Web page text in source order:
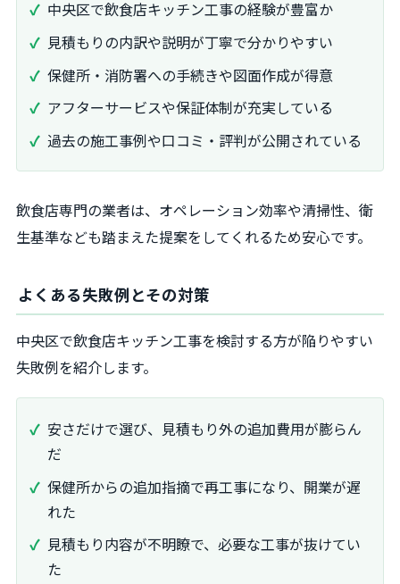
中央区で飲食店キッチン工事の経験が豊富か
見積もりの内訳や説明が丁寧で分かりやすい
保健所・消防署への手続きや図面作成が得意
アフターサービスや保証体制が充実している
過去の施工事例や口コミ・評判が公開されている
飲食店専門の業者は、オペレーション効率や清掃性、衛
生基準なども踏まえた提案をしてくれるため安心です。
よくある失敗例とその対策
中央区で飲食店キッチン工事を検討する方が陥りやすい
失敗例を紹介します。
安さだけで選び、見積もり外の追加費用が膨らん
だ
保健所からの追加指摘で再工事になり、開業が遅
れた
見積もり内容が不明瞭で、必要な工事が抜けてい
た